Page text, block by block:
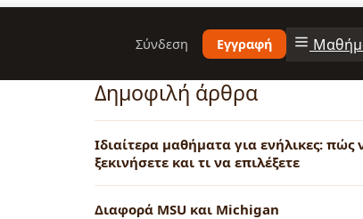
Σύνδεση Εγγραφή
Δημοφιλή άρθρα
Ιδιαίτερα μαθήματα για ενήλικες: πώς
ξεκινήσετε και τι να επιλέξετε
Διαφορά MSU και Michigan